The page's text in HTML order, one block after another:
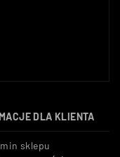
DLA KLIENTA
sklepu